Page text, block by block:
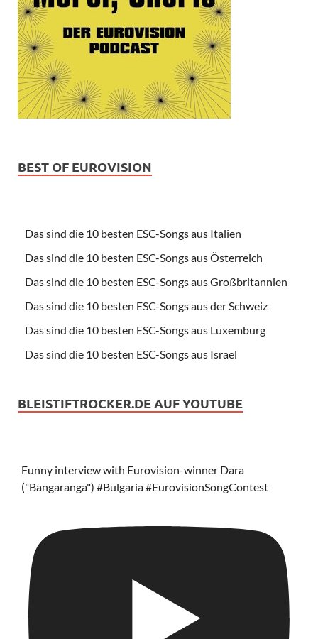
BEST OF EUROVISION
Das sind die 10 besten ESC-Songs aus Italien
Das sind die 10 besten ESC-Songs aus Österreich
Das sind die 10 besten ESC-Songs aus Großbritannien
Das sind die 10 besten ESC-Songs aus der Schweiz
Das sind die 10 besten ESC-Songs aus Luxemburg
Das sind die 10 besten ESC-Songs aus Israel
BLEISTIFTROCKER.DE AUF YOUTUBE
Funny interview with Eurovision-winner Dara
("Bangaranga") #Bulgaria #EurovisionSongContest